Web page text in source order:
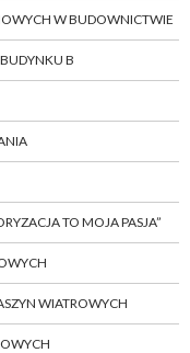
W BUDOWNICTWIE
B
TO MOJA PASJA”
WIATROWYCH